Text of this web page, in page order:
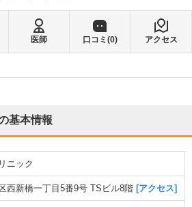
医師 口コミ(0) アクセス
基本情報
ニック
西新橋一丁目5番9号 TSビル8階 [アクセス]